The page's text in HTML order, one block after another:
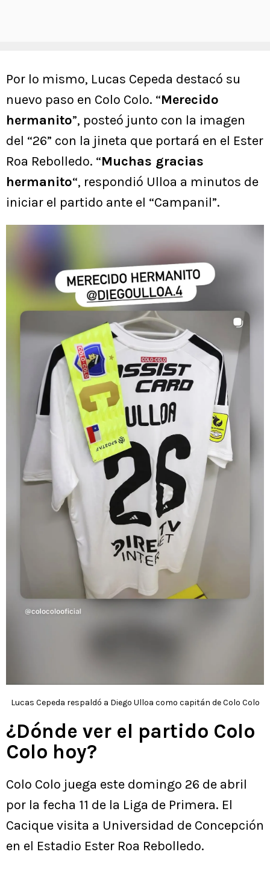
Por lo mismo, Lucas Cepeda destacó su
nuevo paso en Colo Colo. “Merecido
hermanito”, posteó junto con la imagen
del “26” con la jineta que portará en el Ester
Roa Rebolledo. “Muchas gracias
hermanito“, respondió Ulloa a minutos de
iniciar el partido ante el “Campanil”.
Lucas Cepeda respaldó a Diego Ulloa como capitán de Colo Colo
¿Dónde ver el partido Colo
Colo hoy?
Colo Colo juega este domingo 26 de abril
por la fecha 11 de la Liga de Primera. El
Cacique visita a Universidad de Concepción
en el Estadio Ester Roa Rebolledo.